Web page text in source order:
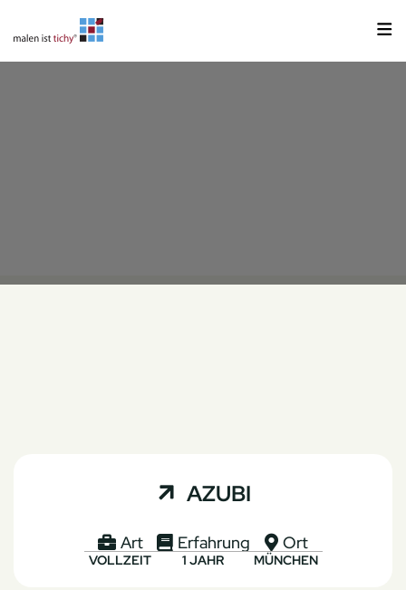
AZUBI
 Art
VOLLZEIT
 Erfahrung
1 JAHR
 Ort
MÜNCHEN